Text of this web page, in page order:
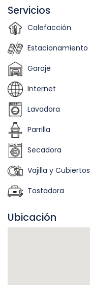
Servicios
Calefacción
Estacionamiento
Garaje
Internet
Lavadora
Parrilla
Secadora
Vajilla y Cubiertos
Tostadora
Ubicación